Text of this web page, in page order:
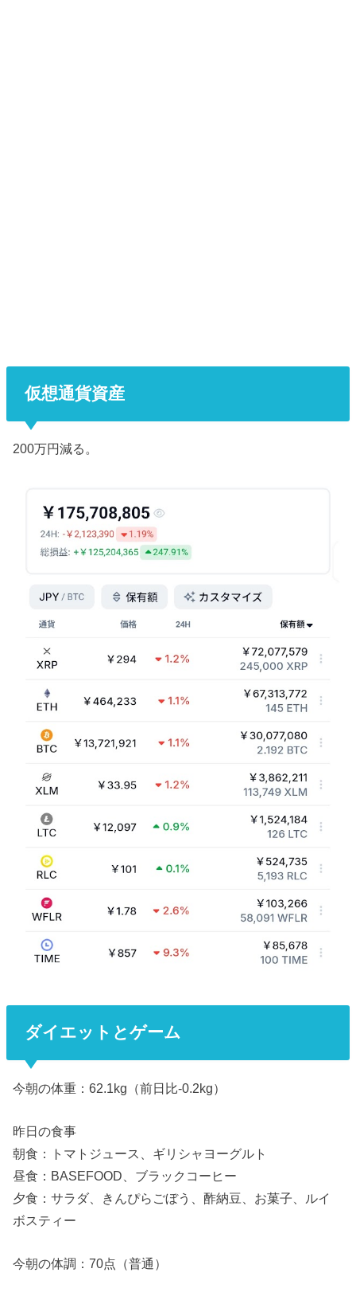
仮想通貨資産
200万円減る。
ダイエットとゲーム
今朝の体重：62.1kg（前日比-0.2kg）
昨日の食事
朝食：トマトジュース、ギリシャヨーグルト
昼食：BASEFOOD、ブラックコーヒー
夕食：サラダ、きんぴらごぼう、酢納豆、お菓子、ルイ
ボスティー
今朝の体調：70点（普通）